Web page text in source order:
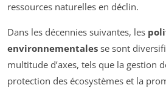
ressources naturelles en déclin.
Dans les décennies suivantes, les
environnementales se sont
multitude d’axes, tels que la gestion
protection des écosystèmes et la